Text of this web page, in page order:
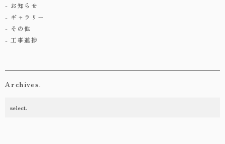
お知らせ
ギャラリー
その他
工事進捗
Archives.